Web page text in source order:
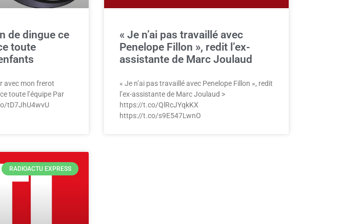
de dingue ce
toute
avec mon frerot
toute l’équipe Par
tD7JhU4wvU
« Je n’ai pas travaillé avec
Penelope Fillon », redit l’ex-
assistante de Marc Joulaud
« Je n’ai pas travaillé avec Penelope Fillon », redit
l’ex-assistante de Marc Joulaud >
https://t.co/QlRcJYqkKX
https://t.co/s9E547LwnO
RADIOACTU EXPRESS